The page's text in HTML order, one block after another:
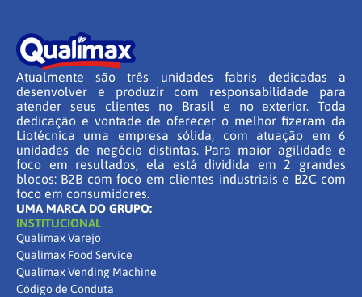
Atualmente são três unidades fabris dedicadas a
desenvolver e produzir com responsabilidade para
atender seus clientes no Brasil e no exterior. Toda
dedicação e vontade de oferecer o melhor fizeram da
Liotécnica uma empresa sólida, com atuação em 6
unidades de negócio distintas. Para maior agilidade e
foco em resultados, ela está dividida em 2 grandes
blocos: B2B com foco em clientes industriais e B2C com
foco em consumidores.
UMA MARCA DO GRUPO:
INSTITUCIONAL
Qualimax Varejo
Qualimax Food Service
Qualimax Vending Machine
Código de Conduta